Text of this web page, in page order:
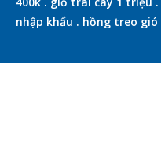
nhập khẩu . hồng treo gió